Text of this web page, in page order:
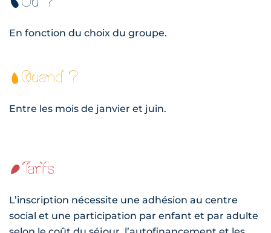
En fonction du choix du groupe.
Quand ?
Entre les mois de janvier et juin.
Tarifs
L’inscription nécessite une adhésion au centre
social et une participation par enfant et par adulte